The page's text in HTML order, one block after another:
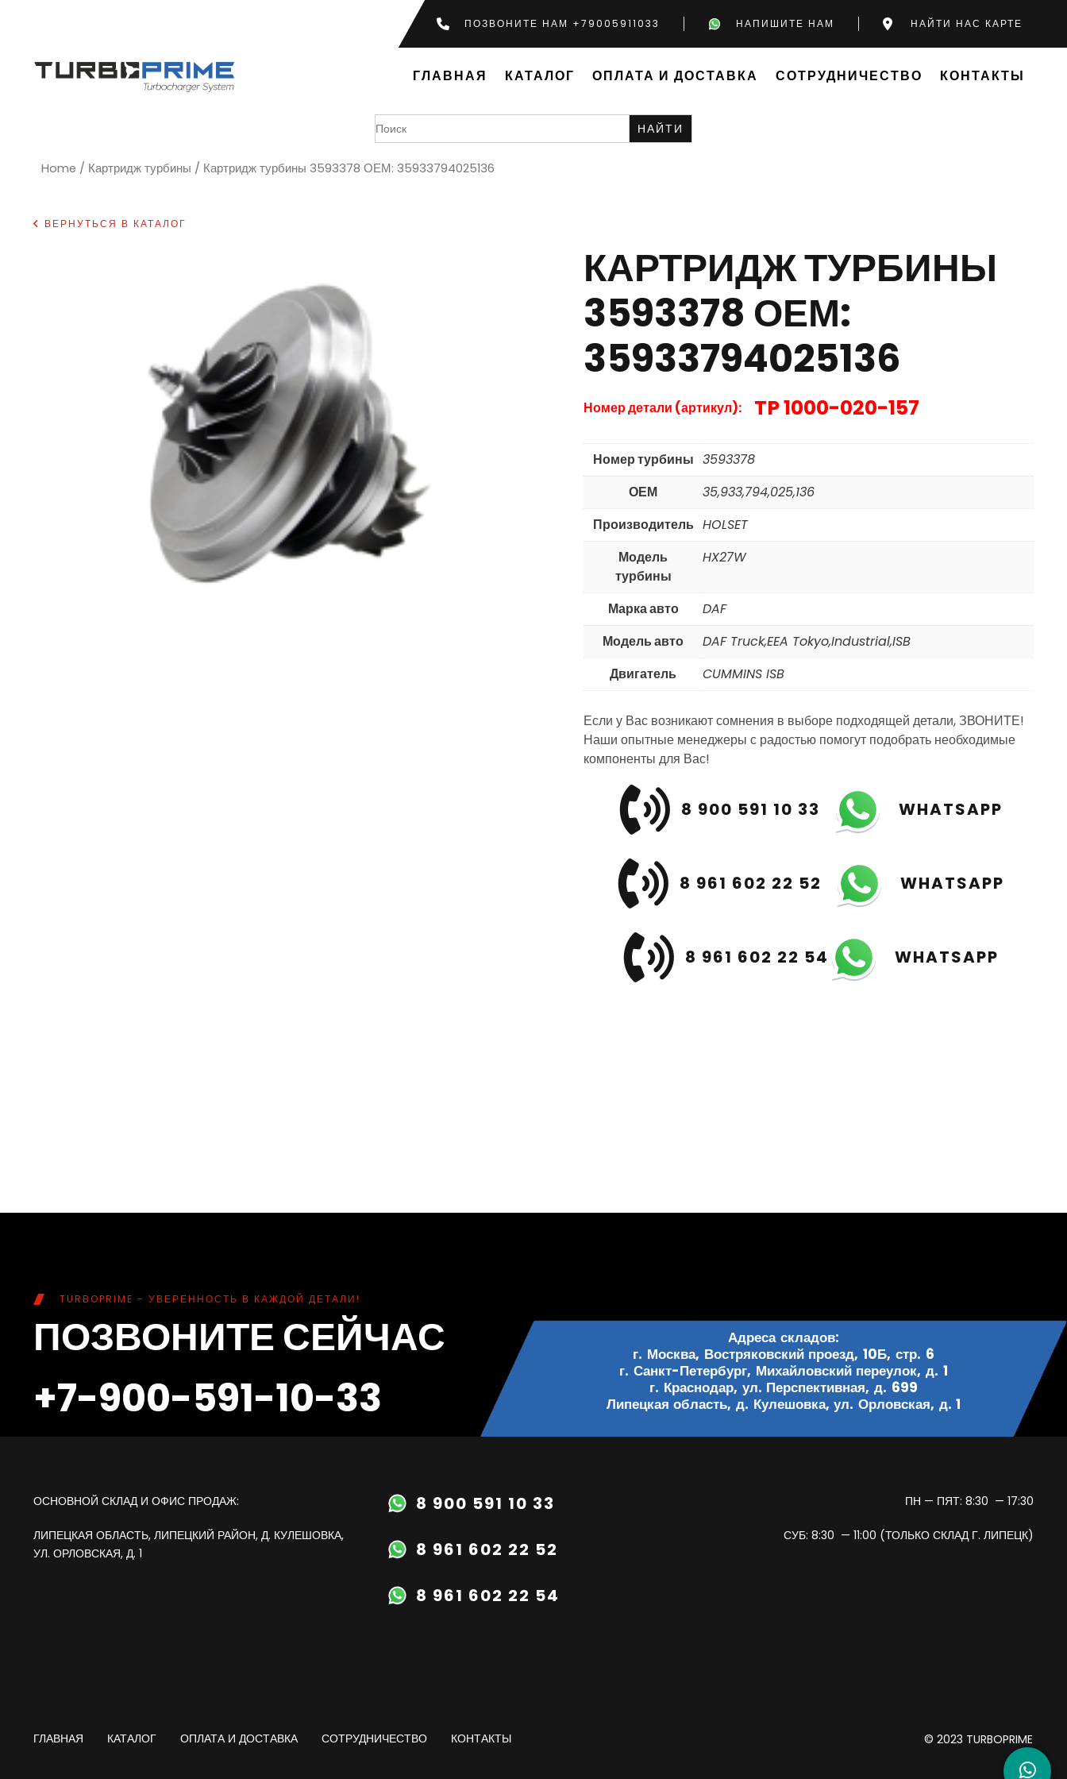
ПОЗВОНИТЕ НАМ +79005911033 НАПИШИТЕ НАМ НАЙТИ НАС КАРТЕ
ГЛАВНАЯ КАТАЛОГ ОПЛАТА И ДОСТАВКА СОТРУДНИЧЕСТВО КОНТАКТЫ
Search
for:
Home / Картридж турбины / Картридж турбины 3593378 ОЕМ: 35933794025136
ВЕРНУТЬСЯ В КАТАЛОГ
КАРТРИДЖ ТУРБИНЫ
3593378 ОЕМ:
35933794025136
Номер детали (артикул): TP 1000-020-157
Номер турбины 3593378
ОЕМ
35,933,794,025,136
Производитель HOLSET
Модель
турбины
HX27W
Марка авто
DAF
Модель авто
DAF Truck,EEA Tokyo,Industrial,ISB
Двигатель
CUMMINS ISB
Если у Вас возникают сомнения в выборе подходящей детали, ЗВОНИТЕ!
Наши опытные менеджеры с радостью помогут подобрать необходимые
компоненты для Вас!
8 900 591 10 33 WHATSAPP
8 961 602 22 52 WHATSAPP
8 961 602 22 54 WHATSAPP
TURBOPRIME - УВЕРЕННОСТЬ В КАЖДОЙ ДЕТАЛИ!
ПОЗВОНИТЕ СЕЙЧАС
+7-900-591-10-33
Адреса складов:
г. Москва, Востряковский проезд, 10Б, стр. 6
г. Санкт-Петербург, Михайловский переулок, д. 1
г. Краснодар, ул. Перспективная, д. 699
Липецкая область, д. Кулешовка, ул. Орловская, д. 1
ОСНОВНОЙ СКЛАД И ОФИС ПРОДАЖ:
ЛИПЕЦКАЯ ОБЛАСТЬ, ЛИПЕЦКИЙ РАЙОН, Д. КУЛЕШОВКА,
УЛ. ОРЛОВСКАЯ, Д. 1
8 900 591 10 33
8 961 602 22 52
8 961 602 22 54
ПН — ПЯТ: 8:30 — 17:30
СУБ: 8:30 — 11:00 (ТОЛЬКО СКЛАД Г. ЛИПЕЦК)
ГЛАВНАЯ КАТАЛОГ ОПЛАТА И ДОСТАВКА СОТРУДНИЧЕСТВО КОНТАКТЫ © 2023 TURBOPRIME